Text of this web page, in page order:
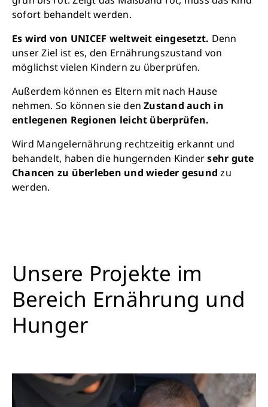
sofort behandelt werden.
Es wird von UNICEF weltweit eingesetzt. Denn
unser Ziel ist es, den Ernährungszustand von
möglichst vielen Kindern zu überprüfen.
Außerdem können es Eltern mit nach Hause
nehmen. So können sie denZustand auch in
entlegenen Regionen leicht überprüfen.
Wird Mangelernährung rechtzeitig erkannt und
behandelt, haben die hungernden Kindersehr gute
Chancen zu überleben und wieder gesund zu
werden.
Unsere Projekte im
Bereich Ernährung und
Hunger